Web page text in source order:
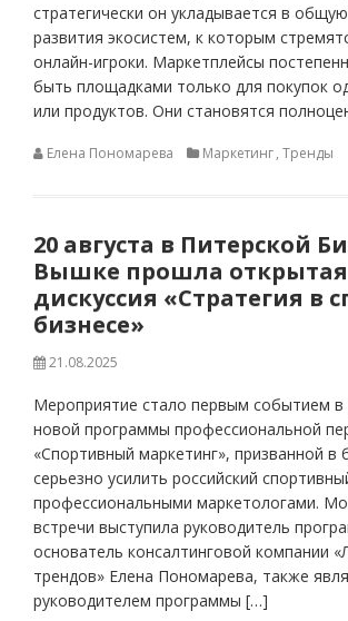
стратегически он укладывается в
развития экосистем, к которым
онлайн-игроки. Маркетплейсы
быть площадками только для покупок
или продуктов. Они становятся
Елена Пономарева Маркетинг, Тренды
20 августа в Питерской
Вышке прошла открытая
дискуссия «Стратегия в
бизнесе»
21.08.2025
Мероприятие стало первым событием в
новой программы профессиональной
«Спортивный маркетинг», призванной в
серьезно усилить российский
профессиональными маркетологами.
встречи выступила руководитель
основатель консалтинговой компании
трендов» Елена Пономарева, также
руководителем программы […]